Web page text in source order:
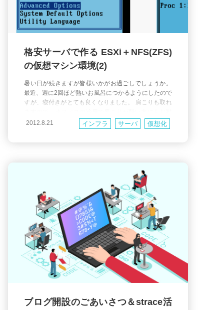
格安サーバで作る ESXi＋NFS(ZFS)
の仮想マシン環境(2)
暑い日が続きますが皆様いかがお過ごしでしょうか。
最近、週に2回ほど熱いお風呂につかるようにしたので
すが、寝付きがとても良くなりました。 肩こりも取れ
めです！ さて、早速ですが前回の「格安サーバで作る
ESXi＋NFS(ZFS) の仮想マシン環境(1)」の続きです。
2012.8.21 インフラ サーバ 仮想化
ブログ開設のごあいさつ＆strace活